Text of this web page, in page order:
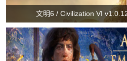
文明6 / Civilization VI